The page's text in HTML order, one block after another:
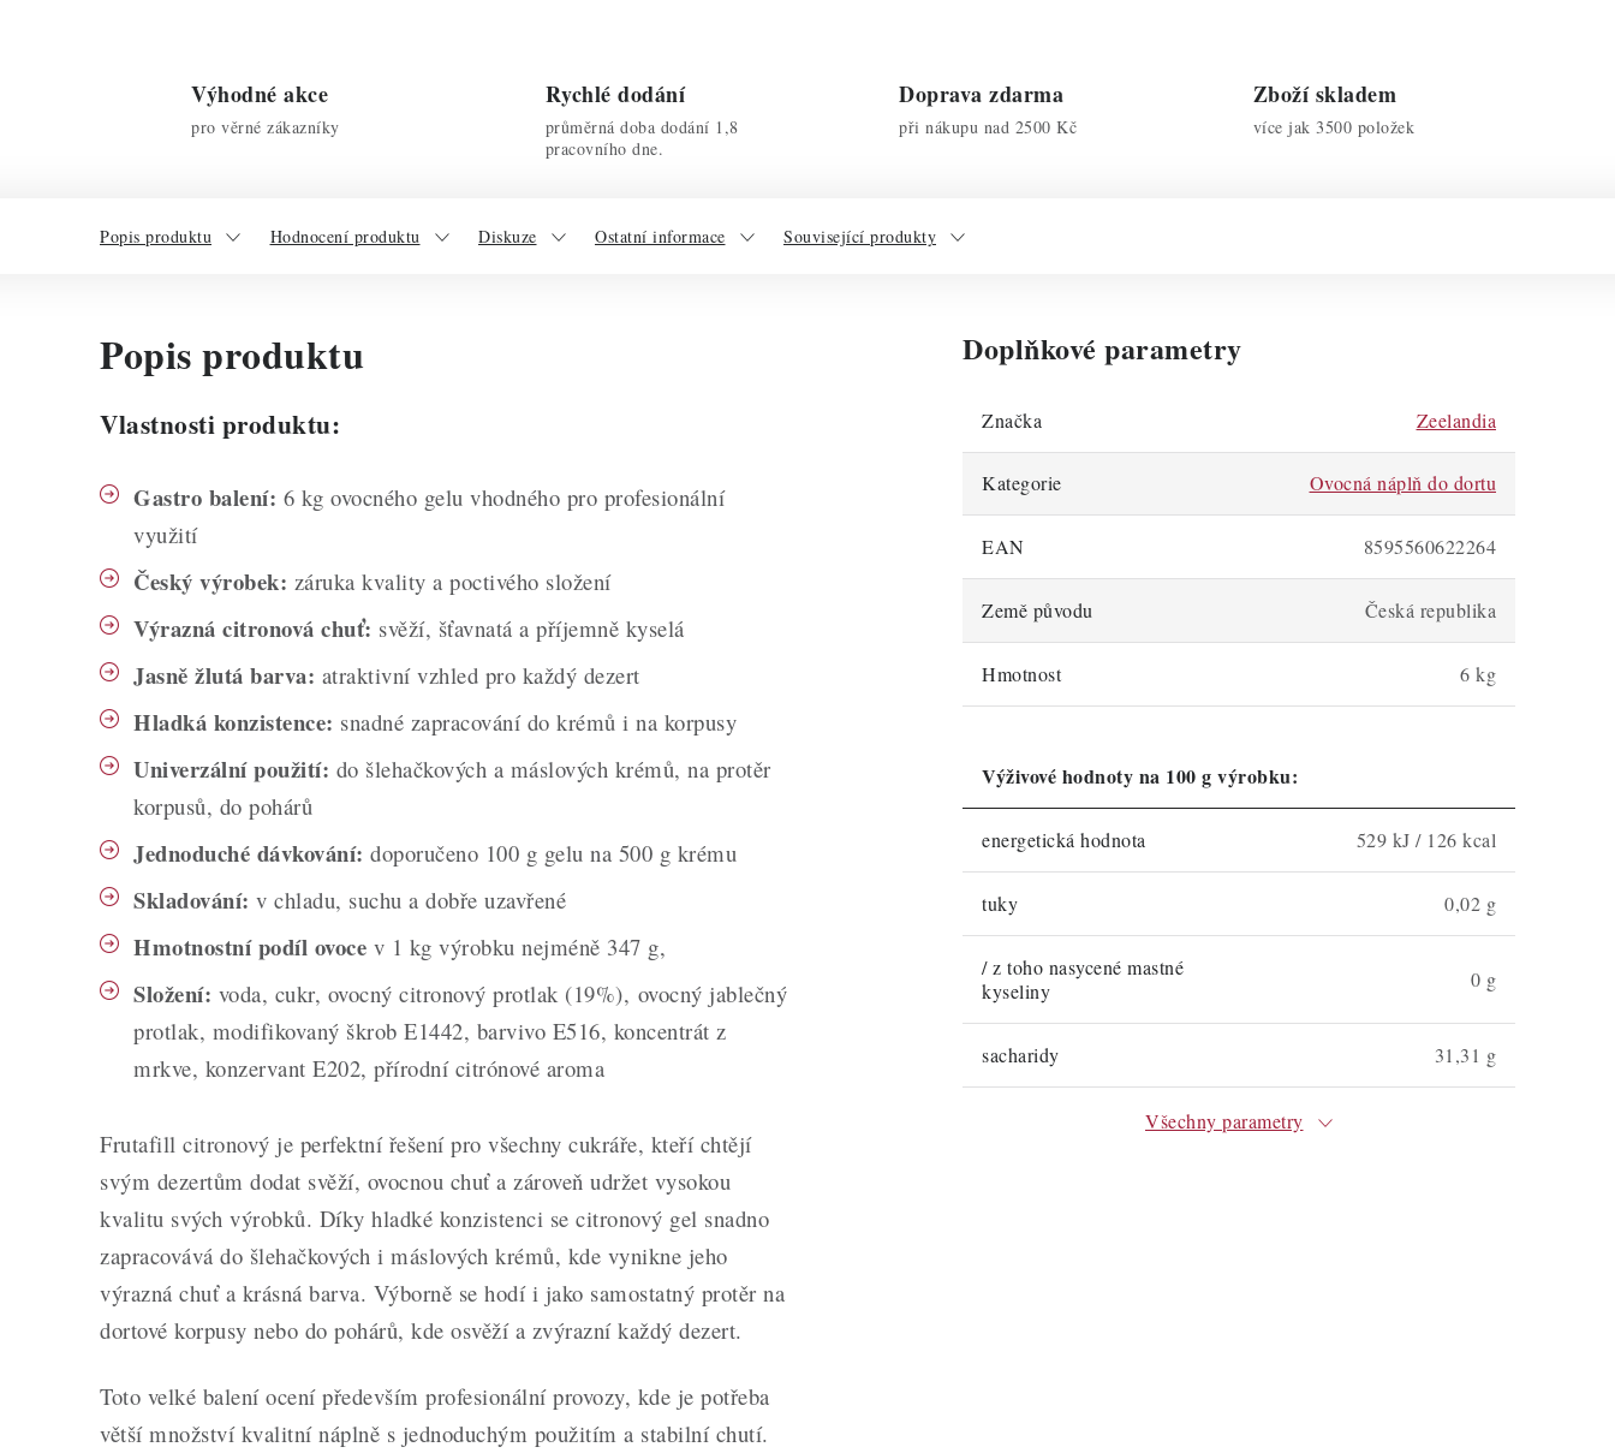
Výhodné akce
pro věrné zákazníky
Rychlé dodání
průměrná doba dodání 1,8
pracovního dne.
Doprava zdarma
při nákupu nad 2500 Kč
Zboží skladem
více jak 3500 položek
Popis produktu Hodnocení produktu Diskuze Ostatní informace Související produkty
Popis produktu
Vlastnosti produktu:
Gastro balení: 6 kg ovocného gelu vhodného pro profesionální
využití
Český výrobek: záruka kvality a poctivého složení
Výrazná citronová chuť: svěží, šťavnatá a příjemně kyselá
Jasně žlutá barva: atraktivní vzhled pro každý dezert
Hladká konzistence: snadné zapracování do krémů i na korpusy
Univerzální použití: do šlehačkových a máslových krémů, na protěr
korpusů, do pohárů
Jednoduché dávkování: doporučeno 100 g gelu na 500 g krému
Skladování: v chladu, suchu a dobře uzavřené
Hmotnostní podíl ovoce v 1 kg výrobku nejméně 347 g,
Složení: voda, cukr, ovocný citronový protlak (19%), ovocný jablečný
protlak, modifikovaný škrob E1442, barvivo E516, koncentrát z
mrkve, konzervant E202, přírodní citrónové aroma
Frutafill citronový je perfektní řešení pro všechny cukráře, kteří chtějí
svým dezertům dodat svěží, ovocnou chuť a zároveň udržet vysokou
kvalitu svých výrobků. Díky hladké konzistenci se citronový gel snadno
zapracovává do šlehačkových i máslových krémů, kde vynikne jeho
výrazná chuť a krásná barva. Výborně se hodí i jako samostatný protěr na
dortové korpusy nebo do pohárů, kde osvěží a zvýrazní každý dezert.
Toto velké balení ocení především profesionální provozy, kde je potřeba
větší množství kvalitní náplně s jednoduchým použitím a stabilní chutí.
Doplňkové parametry
Značka Zeelandia
Kategorie Ovocná náplň do dortu
EAN 8595560622264
Země původu Česká republika
Hmotnost 6 kg
Výživové hodnoty na 100 g výrobku:
energetická hodnota 529 kJ / 126 kcal
tuky 0,02 g
/ z toho nasycené mastné
kyseliny
0 g
sacharidy 31,31 g
Všechny parametry